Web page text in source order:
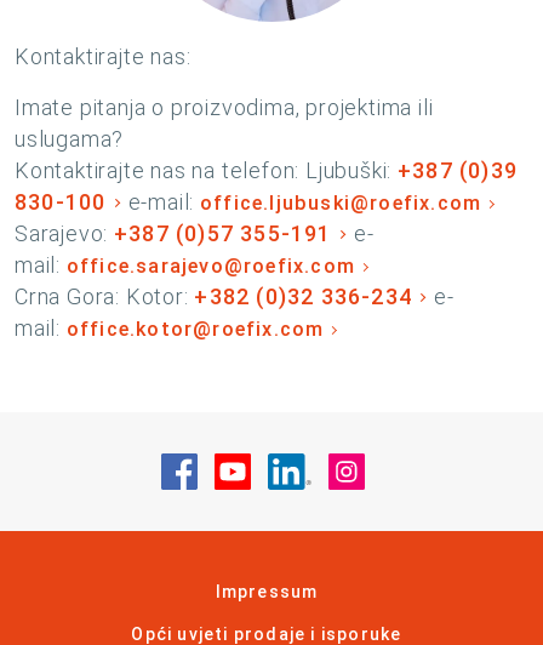
Kontaktirajte nas:
Imate pitanja o proizvodima, projektima ili
uslugama?
Kontaktirajte nas na telefon: Ljubuški: +387 (0)39
830-100
e-mail: office.ljubuski@roefix.com
Sarajevo: +387 (0)57 355-191
e-
mail: office.sarajevo@roefix.com
Crna Gora: Kotor: +382 (0)32 336-234
e-
mail: office.kotor@roefix.com
Posjetite nas na Facebook
Posjetite nas na YouTube
Posjetite nas na
Impressum
Opći uvjeti prodaje i isporuke